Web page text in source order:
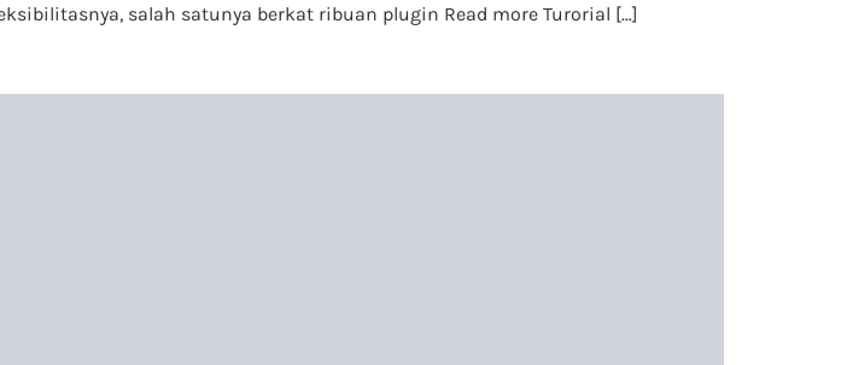
salah satunya berkat ribuan plugin Read more Turorial […]